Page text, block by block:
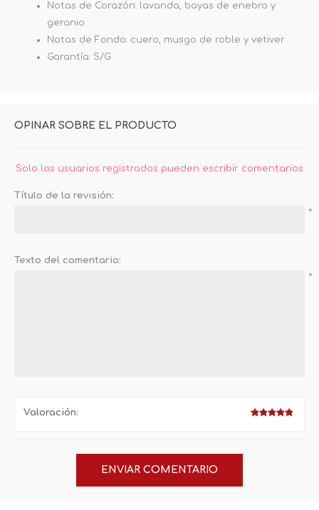
Notas de Corazón: lavanda, bayas de enebro y
geranio
Notas de Fondo: cuero, musgo de roble y vetiver
Garantía: S/G
OPINAR SOBRE EL PRODUCTO
Solo los usuarios registrados pueden escribir comentarios
Título de la revisión:
*
Texto del comentario:
*
Valoración: